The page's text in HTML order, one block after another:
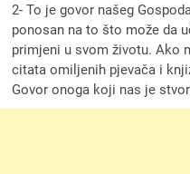
2- To je govor našeg
ponosan na to što može da
primjeni u svom životu. Ako
citata omiljenih pjevača i
Govor onoga koji nas je